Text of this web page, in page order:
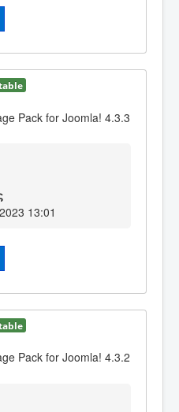
Pack for Joomla! 4.3.3
13:01
Pack for Joomla! 4.3.2